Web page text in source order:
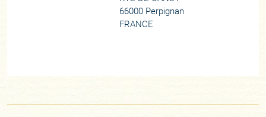
66000 Perpignan
FRANCE